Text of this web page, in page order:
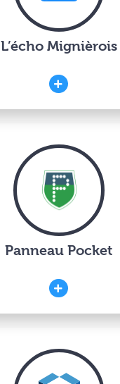
L’écho Mignièrois
Panneau Pocket